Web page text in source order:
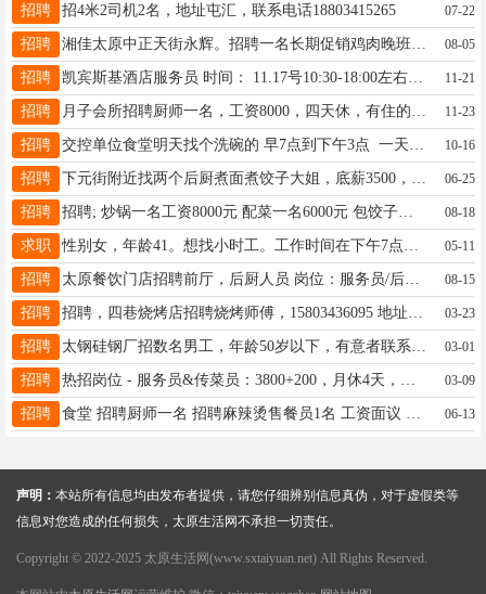
招聘 招4米2司机2名，地址屯汇，联系电话18803415265 07-22
招聘 08-05
招聘 凯宾斯基酒店服务员 时间： 11.17号10:30-18:00左右（9男） 11.17号10：00-18： 左右（15女） 薪资：14元/小时 地址：小店区长风街口 联系：19834004050（同微) 11-21
招聘 11-23
招聘 10-16
招聘 06-25
招聘 招聘; 炒锅一名工资8000元 配菜一名6000元 包饺子一名3800元 电话16636680888 以上员工两天休息 休息不完补工资。 08-18
求职 05-11
招聘 太原餐饮门店招聘前厅，后厨人员 岗位：服务员/后厨师傅/洗碗/保洁/洗菜，缺口40人 男女不限，18―35岁(洗碗，洗菜，保洁可放宽到50岁) 服从门店管理，积极乐观 【工作时间】9.30―14.00左右，17:00―22.00左右 (具体根据店里主管安排)，月公休3天 08-15
招聘 03-23
招聘 03-01
招聘 03-09
招聘 06-13
声明： 本站所有信息均由发布者提供，请您仔细辨别信息真伪，对于虚假类等
信息对您造成的任何损失，太原生活网不承担一切责任。
Copyright © 2022-2025 太原生活网(www.sxtaiyuan.net) All Rights Reserved.